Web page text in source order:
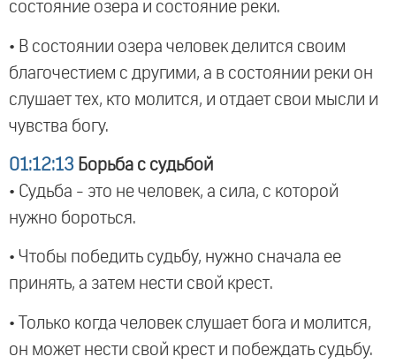
состояние озера и состояние реки.
• В состоянии озера человек делится своим
благочестием с другими, а в состоянии реки он
слушает тех, кто молится, и отдает свои мысли и
чувства богу.
01:12:13 Борьба с судьбой
• Судьба - это не человек, а сила, с которой
нужно бороться.
• Чтобы победить судьбу, нужно сначала ее
принять, а затем нести свой крест.
• Только когда человек слушает бога и молится,
он может нести свой крест и побеждать судьбу.